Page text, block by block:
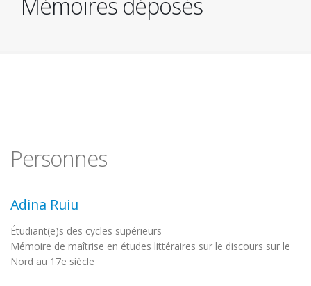
Mémoires déposés
Personnes
Adina Ruiu
Étudiant(e)s des cycles supérieurs
Mémoire de maîtrise en études littéraires sur le discours sur le
Nord au 17e siècle